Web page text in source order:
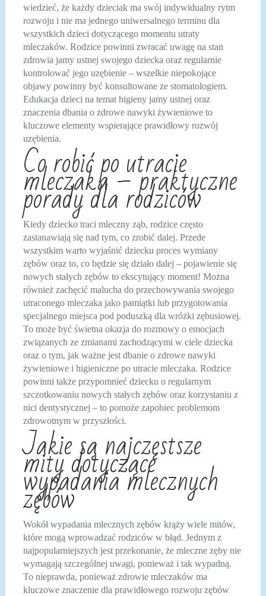
wiedzieć, że każdy dzieciak ma swój indywidualny rytm
rozwoju i nie ma jednego uniwersalnego terminu dla
wszystkich dzieci dotyczącego momentu utraty
mleczaków. Rodzice powinni zwracać uwagę na stan
zdrowia jamy ustnej swojego dziecka oraz regularnie
kontrolować jego uzębienie – wszelkie niepokojące
objawy powinny być konsultowane ze stomatologiem.
Edukacja dzieci na temat higieny jamy ustnej oraz
znaczenia dbania o zdrowe nawyki żywieniowe to
kluczowe elementy wspierające prawidłowy rozwój
uzębienia.
Co robić po utracie
mleczaka – praktyczne
porady dla rodziców
Kiedy dziecko traci mleczny ząb, rodzice często
zastanawiają się nad tym, co zrobić dalej. Przede
wszystkim warto wyjaśnić dziecku proces wymiany
zębów oraz to, co będzie się działo dalej – pojawienie się
nowych stałych zębów to ekscytujący moment! Można
również zachęcić malucha do przechowywania swojego
utraconego mleczaka jako pamiątki lub przygotowania
specjalnego miejsca pod poduszką dla wróżki zębusiowej.
To może być świetna okazja do rozmowy o emocjach
związanych ze zmianami zachodzącymi w ciele dziecka
oraz o tym, jak ważne jest dbanie o zdrowe nawyki
żywieniowe i higieniczne po utracie mleczaka. Rodzice
powinni także przypomnieć dziecku o regularnym
szczotkowaniu nowych stałych zębów oraz korzystaniu z
nici dentystycznej – to pomoże zapobiec problemom
zdrowotnym w przyszłości.
Jakie są najczęstsze
mity dotyczące
wypadania mlecznych
zębów
Wokół wypadania mlecznych zębów krąży wiele mitów,
które mogą wprowadzać rodziców w błąd. Jednym z
najpopularniejszych jest przekonanie, że mleczne zęby nie
wymagają szczególnej uwagi, ponieważ i tak wypadną.
To nieprawda, ponieważ zdrowie mleczaków ma
kluczowe znaczenie dla prawidłowego rozwoju zębów